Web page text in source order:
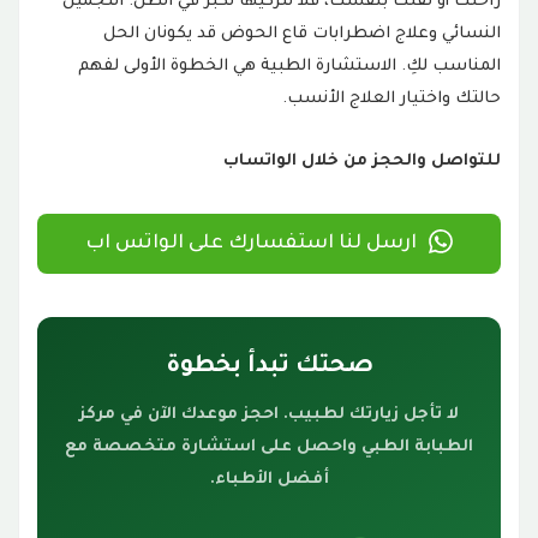
النسائي وعلاج اضطرابات قاع الحوض قد يكونان الحل
المناسب لكِ. الاستشارة الطبية هي الخطوة الأولى لفهم
حالتك واختيار العلاج الأنسب.
للتواصل والحجز من خلال الواتساب
ارسل لنا استفسارك على الواتس اب
صحتك تبدأ بخطوة
لا تأجل زيارتك لطبيب. احجز موعدك الآن في مركز
الطبابة الطبي واحصل على استشارة متخصصة مع
أفضل الأطباء.